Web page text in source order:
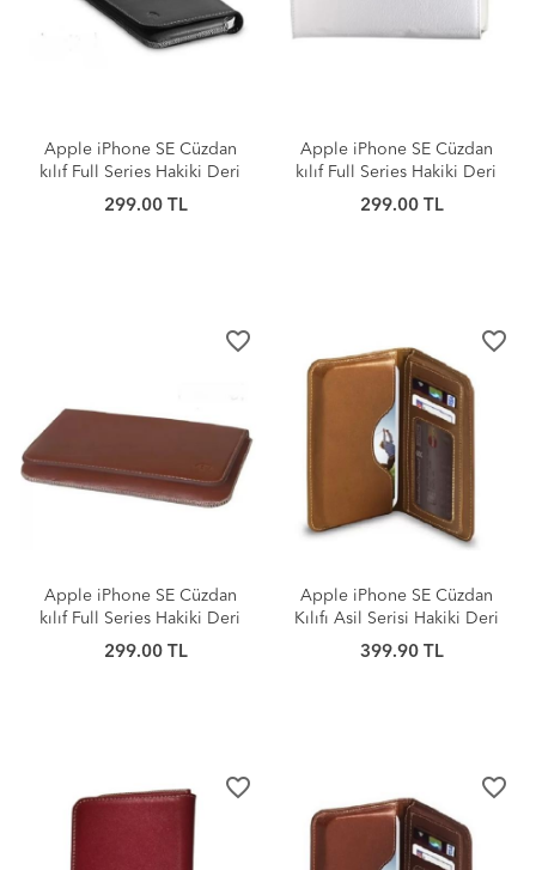
Apple iPhone SE Cüzdan
kılıf Full Series Hakiki Deri
Siyah
299.00 TL
Apple iPhone SE Cüzdan
kılıf Full Series Hakiki Deri
Beyaz
299.00 TL
favorite_border
Apple iPhone SE Cüzdan
kılıf Full Series Hakiki Deri
Taba
299.00 TL
favorite_border
Apple iPhone SE Cüzdan
Kılıfı Asil Serisi Hakiki Deri
Taba
399.90 TL
favorite_border favorite_border